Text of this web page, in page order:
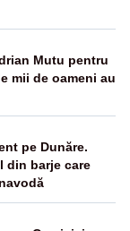
Mutu pentru
mii de oameni au
pe Dunăre.
din barje care